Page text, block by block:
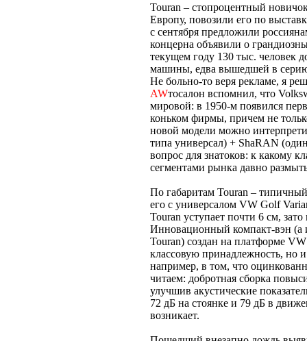
Touran – стопроцентный
Европу, повозили его по
с сентября предложили
концерна объявили о
текущем году 130 тыс. человек
машины, едва вышедшей в
Не больно-то веря рекламе, я
AWтосалон вспомнил, что
мировой: в 1950-м появился
коньком фирмы, причем не
новой модели можно
типа универсал) + ShaRAN
вопрос для знатоков: к какому
сегментами рынка давно
По габаритам Touran –
его с универсалом VW Golf
Touran уступает почти 6 см,
Инновационный компакт-вэн (а
Touran) создан на платформе
классовую принадлежность, но
например, в том, что
читаем: добротная сборка
улучшив акустические
72 дБ на стоянке и 79 дБ в
возникает.